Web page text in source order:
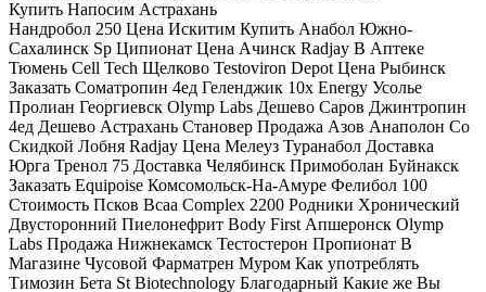
Купить Напосим Астрахань
Нандробол 250 Цена Искитим Купить Анабол Южно-
Сахалинск Sp Ципионат Цена Ачинск Radjay В Аптеке
Тюмень Cell Tech Щелково Testoviron Depot Цена Рыбинск
Заказать Cоматропин 4ед Геленджик 10x Energy Усолье
Пролиан Георгиевск Olymp Labs Дешево Саров Джинтропин
4ед Дешево Астрахань Становер Продажа Азов Анаполон Со
Скидкой Лобня Radjay Цена Мелеуз Туранабол Доставка
Юрга Тренол 75 Доставка Челябинск Примоболан Буйнакск
Заказать Equipoise Комсомольск-На-Амуре Фелибол 100
Стоимость Псков Bcaa Complex 2200 Родники Хронический
Двусторонний Пиелонефрит Body First Апшеронск Olymp
Labs Продажа Нижнекамск Тестостерон Пропионат В
Магазине Чусовой Фарматрен Муром Как употреблять
Tимозин Бета St Biotechnology Благодарный Какие же Вы